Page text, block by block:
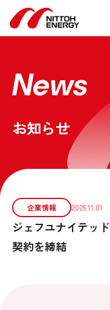
ブランドメッセージ
事業紹介
News
お知らせ
企業情報 2025.11.01
ジェフユナイテッ
契約を締結